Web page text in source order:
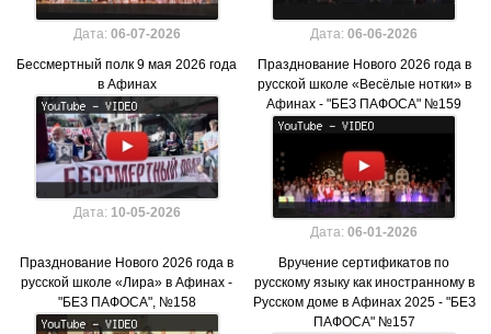
Дата: 06-07-2026 Дата:06-06-2026
Бессмертный полк 9 мая 2026 года
в Афинах
Дата: 10-05-2026
Празднование Нового 2026 года в
русской школе «Весёлые нотки» в
Афинах - "БЕЗ ПАФОСА" №159
Дата:06-01-2026
Празднование Нового 2026 года в
русской школе «Лира» в Афинах -
"БЕЗ ПАФОСА", №158
Вручение сертификатов по
русскому языку как иностранному в
Русском доме в Афинах 2025 - "БЕЗ
ПАФОСА" №157